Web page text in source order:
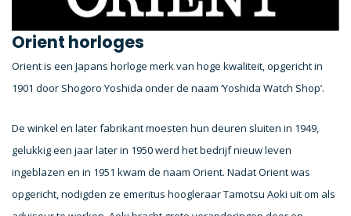
Orient horloges
Orient is een Japans horloge merk van hoge kwaliteit, opgericht in
1901 door Shogoro Yoshida onder de naam ‘Yoshida Watch Shop’.
De winkel en later fabrikant moesten hun deuren sluiten in 1949,
gelukkig een jaar later in 1950 werd het bedrijf nieuw leven
ingeblazen en in 1951 kwam de naam Orient. Nadat Orient was
opgericht, nodigden ze emeritus hoogleraar Tamotsu Aoki uit om als